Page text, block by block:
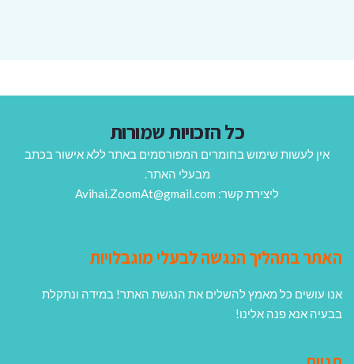
כל הזכויות שמורות
אין לעשות שימוש בחומרים המפורסמים באתר ללא אישור בכתב
מבעלי האתר.
ליצירת קשר: Avihai.ZoomAt@gmail.com
האתר בתהליך הנגשה לבעלי מוגבלויות
אנו עושים כל מאמץ להשלים את הנגשת האתר! במידה ונתקלת
בבעיה אנא פנה אלינו!